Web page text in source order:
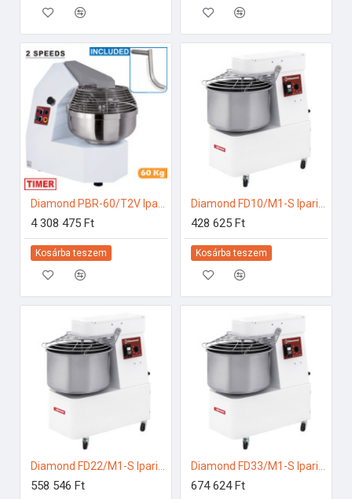
Diamond PBR-60/T2V Ipari konyhai előkészítés
4 308 475 Ft
Kosárba teszem
Diamond FD10/M1-S Ipari konyhai előkészítés
428 625 Ft
Kosárba teszem
558 546 Ft 674 624 Ft